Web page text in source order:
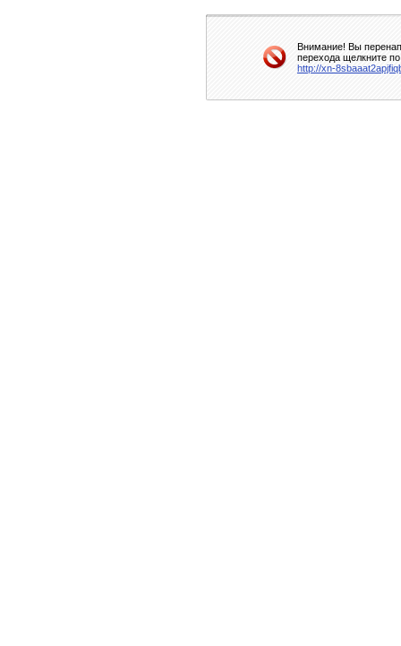
Внимание! Вы
перехода щелкните
http://xn-